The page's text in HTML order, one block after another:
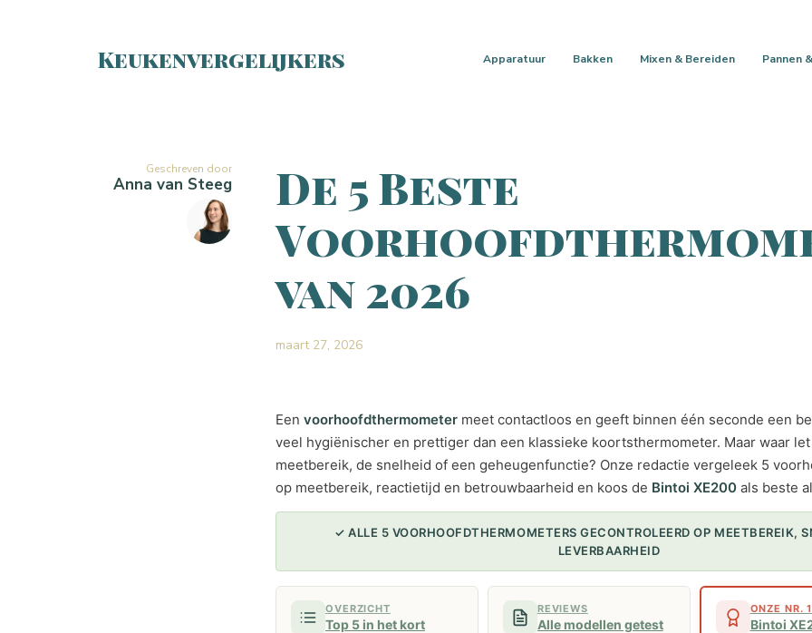
Keukenvergelijkers Apparatuur Bakken Mixen & Bereiden Pannen
Geschreven door
Anna van Steeg
De 5 Beste
van 2026
maart 27, 2026
Een voorhoofdthermometer meet contactloos en geeft binnen één seconde een
veel hygiënischer en prettiger dan een klassieke koortsthermometer. Maar waar
meetbereik, de snelheid of een geheugenfunctie? Onze redactie vergeleek 5
op meetbereik, reactietijd en betrouwbaarheid en koos de Bintoi XE200 als beste
✓ ALLE 5 VOORHOOFDTHERMOMETERS GECONTROLEERD OP MEETBEREIK,
LEVERBAARHEID
OVERZICHT
Top 5 in het kort
REVIEWS
Alle modellen getest
ONZE NR. 1
Bintoi